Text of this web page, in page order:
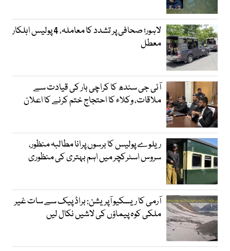
لاہور؛ صحافی پر تشدد کا معاملہ، 4 پولیس اہلکار
معطل
آئی جی سندھ کا کراچی بار کی قیادت سے
ملاقات، وکلاء کا احتجاج ختم کرنے کا اعلان
ریلوے پولیس کا برسوں پرانا مطالبہ منظور،
سروس اسٹرکچر میں اہم بہتری کی منظوری
آرمی کا ریسکیو آپریشن: براڈ پیک سے سات غیر
ملکی کوہ پیماؤں کی لاشیں نکال لیں